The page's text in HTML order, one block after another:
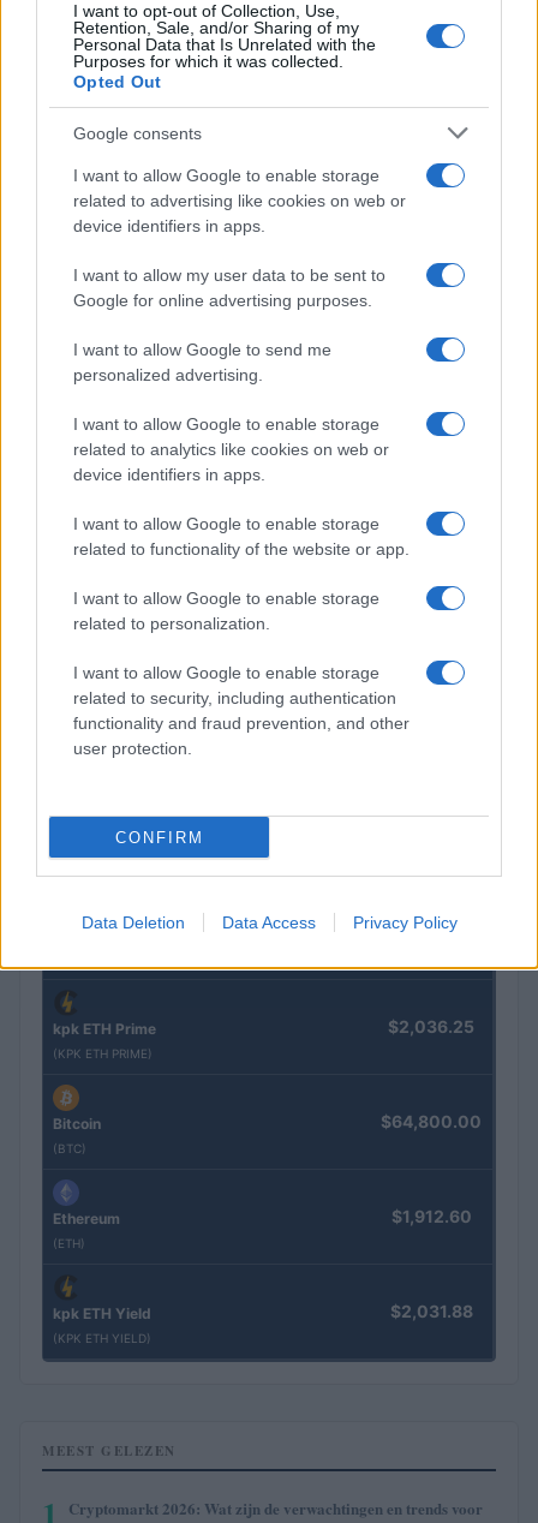
I want to opt-out of Collection, Use,
Retention, Sale, and/or Sharing of my
Personal Data that Is Unrelated with the
Purposes for which it was collected.
Opted Out
Google consents
I want to allow Google to enable storage
related to advertising like cookies on web or
device identifiers in apps.
I want to allow my user data to be sent to
Google for online advertising purposes.
I want to allow Google to send me
personalized advertising.
I want to allow Google to enable storage
related to analytics like cookies on web or
device identifiers in apps.
I want to allow Google to enable storage
related to functionality of the website or app.
I want to allow Google to enable storage
related to personalization.
I want to allow Google to enable storage
related to security, including authentication
functionality and fraud prevention, and other
user protection.
CONFIRM
Data Deletion Data Access Privacy Policy
Brentolie daalt naar 91,82 dollar: een week van teruggang in
grondstoffen
Sanne De Vries · 5 aug 2026
Naam
Eureka Bridged PAX Gold (Terra
(PAXG)
Kinza Babylon Staked BTC $83,270.00
(EPOCH)
Stride Staked Injective
(JDB)
FibSwap DEX $0.0085
kpk ETH Prime
(KPK ETH PRIME)
$2,036.25
Bitcoin
(BTC)
$64,800.00
Ethereum
(ETH)
$1,912.60
kpk ETH Yield
(KPK ETH YIELD)
$2,031.88
MEEST GELEZEN
1
Cryptomarkt 2026: Wat zijn de verwachtingen en trends voor